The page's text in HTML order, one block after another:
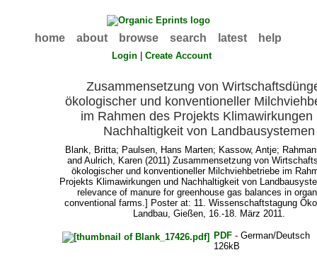
home about browse search latest help
Login |Create Account
Zusammensetzung von
ökologischer und konventioneller
im Rahmen des Projekts Klimawirkungen
Nachhaltigkeit von Landbausystemen
Blank, Britta; Paulsen, Hans Marten; Kassow, Antje;
andAulrich, Karen (2011) Zusammensetzung von
ökologischer und konventioneller Milchviehbetriebe im
Projekts Klimawirkungen und Nachhaltigkeit von
relevance of manure for greenhouse gas balances in
conventional farms.] Poster at: 11. Wissenschaftstagung
Landbau, Gießen, 16.-18. März 2011.
PDF - German/Deutsch
126kB